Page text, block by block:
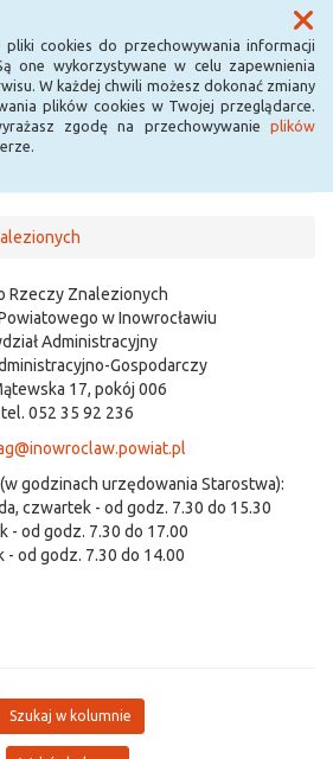
pliki cookies do przechowywania informacji
one wykorzystywane w celu zapewnienia
W każdej chwili możesz dokonać zmiany
plików cookies w Twojej przeglądarce.
zgodę na przechowywanie plików
Menu
Rzeczy Znalezionych
w Inowrocławiu
Administracyjny
Gospodarczy
17, pokój 006
tel. 052 35 92 236
godzinach urzędowania Starostwa):
czwartek - od godz. 7.30 do 15.30
- od godz. 7.30 do 17.00
- od godz. 7.30 do 14.00
Szukaj w kolumnie